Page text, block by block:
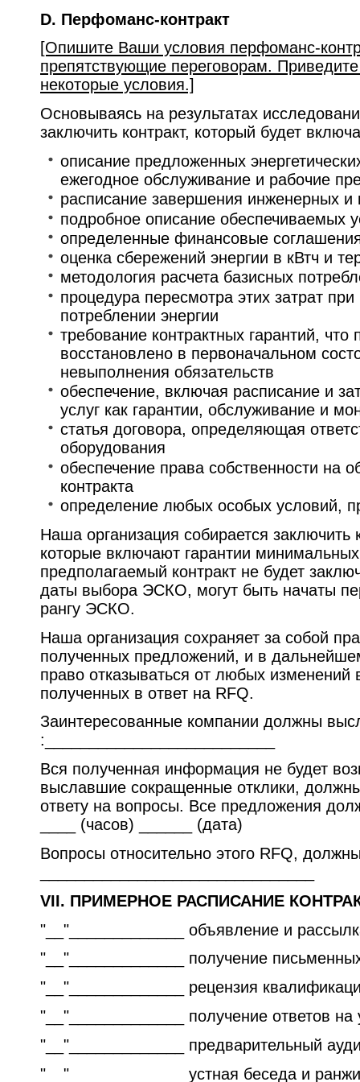
D. Перфоманс-контракт
[Опишите Ваши условия перфоманс-
препятствующие переговорам.
некоторые условия.]
Основываясь на результатах
заключить контракт, который будет
описание предложенных
ежегодное обслуживание и рабочие
расписание завершения инженерных и
подробное описание обеспечиваемых
определенные финансовые
оценка сбережений энергии в кВтч и
методология расчета базисных
процедура пересмотра этих затрат
потреблении энергии
требование контрактных гарантий, что
восстановлено в первоначальном
невыполнения обязательств
обеспечение, включая расписание и
услуг как гарантии, обслуживание и
статья договора, определяющая
оборудования
обеспечение права собственности на
контракта
определение любых особых условий,
Наша организация собирается заключить
которые включают гарантии
предполагаемый контракт не будет
даты выбора ЭСКО, могут быть начаты
рангу ЭСКО.
Наша организация сохраняет за собой
полученных предложений, и в
право отказываться от любых изменений
полученных в ответ на RFQ.
Заинтересованные компании должны
:__________________________
Вся полученная информация не будет
выславшие сокращенные отклики,
ответу на вопросы. Все предложения
____ (часов) ______ (дата)
Вопросы относительно этого RFQ,
VII. ПРИМЕРНОЕ РАСПИСАНИЕ
"__"_____________ объявление и
"__"_____________ получение
"__"_____________ рецензия
"__"_____________ получение ответов
"__"_____________ предварительный
"__"_____________ устная беседа и